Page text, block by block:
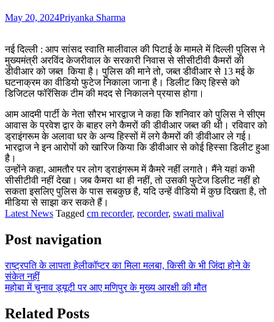
May 20, 2024Priyanka Sharma
नई दिल्ली : आप सांसद स्वाति मालीवाल की पिटाई के मामले में दिल्ली पुलिस ने
मुख्यमंत्री अरविंद केजरीवाल के सरकारी निवास से सीसीटीवी कैमरों की
डीवीआर को जब्त किया है। पुलिस की माने तो, जब्त डीवीआर से 13 मई के
घटनाक्रम का वीडियो फुटेज निकाला जाना है। डिलीट किए हिस्से को
डिजिटल फॉरेंसिक टीम की मदद से निकालने प्रयास होगा।
आम आदमी पार्टी के नेता सौरभ भारद्वाज ने कहा कि शनिवार को पुलिस ने सीएम
आवास के प्रवेश द्वार के बाहर लगे कैमरों की डीवीआर जब्त की थी। रविवार को
ड्राइंगरूम के अलावा घर के अन्य हिस्सों में लगे कैमरों की डीवीआर ले गई।
भारद्वाज ने इन आरोपों को खारिज किया कि डीवीआर से कोई हिस्सा डिलीट हुआ
है।
उन्होंने कहा, आमतौर पर लोग ड्राइंगरूम में कैमरे नहीं लगाते। मैंने यहां कभी
सीसीटीवी नहीं देखा। जब कैमरा था ही नहीं, तो उसकी फुटेज डिलीट नहीं हो
सकता इसलिए पुलिस के पास सबकुछ है, यदि उन्हें वीडियो में कुछ दिखता है, तो
मीडिया से साझा कर सकते हैं।
Latest News Tagged cm recorder, recorder, swati malival
Post navigation
राष्ट्रपति के लापता हेलीकॉप्टर का मिला मलबा, किसी के भी जिंदा होने के
संकेत नहीं
महोबा में चुनाव ड्यूटी पर आए मणिपुर के मुख्य आरक्षी की मौत
Related Posts